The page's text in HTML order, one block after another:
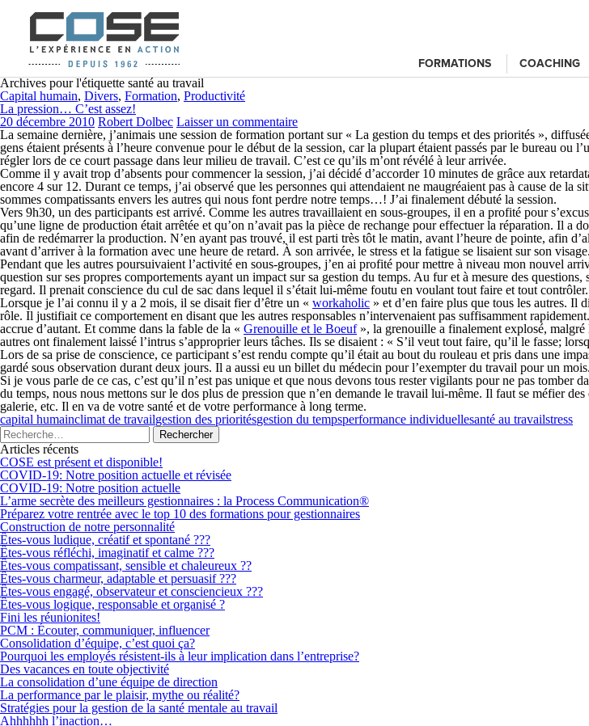
FORMATIONS COACHING
Archives pour l'étiquette santé au travail
Capital humain, Divers, Formation, Productivité
La pression… C’est assez!
20 décembre 2010 Robert Dolbec Laisser un commentaire
La semaine dernière, j’animais une session de formation portant sur « La gestion du temps et des priorités »,
gens étaient présents à l’heure convenue pour le début de la session, car la plupart étaient passés par le bureau
régler lors de ce court passage dans leur milieu de travail. C’est ce qu’ils m’ont révélé à leur arrivée.
Comme il y avait trop d’absents pour commencer la session, j’ai décidé d’accorder 10 minutes de grâce aux
encore 4 sur 12. Durant ce temps, j’ai observé que les personnes qui attendaient ne maugréaient pas à cause de la
sommes compatissants envers les autres qui nous font perdre notre temps…! J’ai finalement débuté la session.
Vers 9h30, un des participants est arrivé. Comme les autres travaillaient en sous-groupes, il en a profité pour
qu’une ligne de production était arrêtée et qu’on n’avait pas la pièce de rechange pour effectuer la réparation. Il a
afin de redémarrer la production. N’en ayant pas trouvé, il est parti très tôt le matin, avant l’heure de pointe, afin
avant d’arriver à la formation avec une heure de retard. À son arrivée, le stress et la fatigue se lisaient sur son
Pendant que les autres poursuivaient l’activité en sous-groupes, j’en ai profité pour mettre à niveau mon nouvel
question sur ses propres comportements ayant un impact sur sa gestion du temps. Au fur et à mesure des
regard. Il prenait conscience du cul de sac dans lequel il s’était lui-même foutu en voulant tout faire et tout contrôler.
Lorsque je l’ai connu il y a 2 mois, il se disait fier d’être un « workaholic » et d’en faire plus que tous les autres. Il
rôle. Il justifiait ce comportement en disant que les autres responsables n’intervenaient pas suffisamment
accrue d’autant. Et comme dans la fable de la « Grenouille et le Boeuf», la grenouille a finalement explosé, malgré
autres ont finalement laissé l’intrus s’approprier leurs tâches. Ils se disaient : « S’il veut tout faire, qu’il le fasse;
Lors de sa prise de conscience, ce participant s’est rendu compte qu’il était au bout du rouleau et pris dans une
gardé sous observation durant deux jours. Il a aussi eu un billet du médecin pour l’exempter du travail pour un mois.
Si je vous parle de ce cas, c’est qu’il n’est pas unique et que nous devons tous rester vigilants pour ne pas
du temps, nous nous mettons sur le dos plus de pression que n’en demande le travail lui-même. Il faut se méfier
galerie, etc. Il en va de votre santé et de votre performance à long terme.
capital humainclimat de travailgestion des prioritésgestion du tempsperformance individuellesanté au travailstress
Articles récents
COSE est présent et disponible!
COVID-19: Notre position actuelle et révisée
COVID-19: Notre position actuelle
L’arme secrète des meilleurs gestionnaires : la Process Communication®
Préparez votre rentrée avec le top 10 des formations pour gestionnaires
Construction de notre personnalité
Êtes-vous ludique, créatif et spontané ???
Êtes-vous réfléchi, imaginatif et calme ???
Êtes-vous compatissant, sensible et chaleureux ??
Êtes-vous charmeur, adaptable et persuasif ???
Êtes-vous engagé, observateur et consciencieux ???
Êtes-vous logique, responsable et organisé ?
Fini les réunionites!
PCM : Écouter, communiquer, influencer
Consolidation d’équipe, c’est quoi ça?
Pourquoi les employés résistent-ils à leur implication dans l’entreprise?
Des vacances en toute objectivité
La consolidation d’une équipe de direction
La performance par le plaisir, mythe ou réalité?
Stratégies pour la gestion de la santé mentale au travail
Ahhhhhh l’inaction…